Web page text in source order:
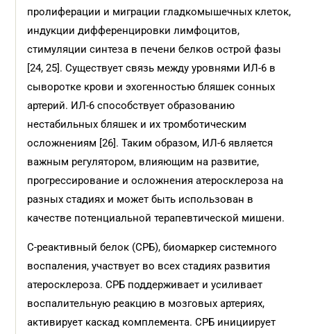
пролиферации и миграции гладкомышечных клеток,
индукции дифференцировки лимфоцитов,
стимуляции синтеза в печени белков острой фазы
[24, 25]. Существует связь между уровнями ИЛ-6 в
сыворотке крови и эхогенностью бляшек сонных
артерий. ИЛ-6 способствует образованию
нестабильных бляшек и их тромботическим
осложнениям [26]. Таким образом, ИЛ-6 является
важным регулятором, влияющим на развитие,
прогрессирование и осложнения атеросклероза на
разных стадиях и может быть использован в
качестве потенциальной терапевтической мишени.
С-реактивный белок (СРБ), биомаркер системного
воспаления, участвует во всех стадиях развития
атеросклероза. СРБ поддерживает и усиливает
воспалительную реакцию в мозговых артериях,
активирует каскад комплемента. СРБ инициирует